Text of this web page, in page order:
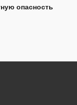
опасность